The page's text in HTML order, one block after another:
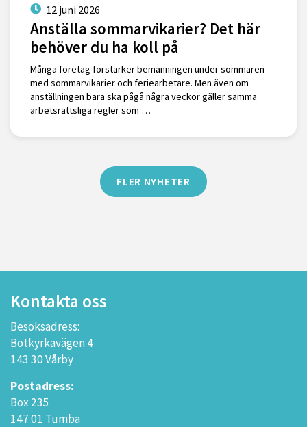
12 juni 2026
Anställa sommarvikarier? Det här
behöver du ha koll på
Många företag förstärker bemanningen under sommaren
med sommarvikarier och feriearbetare. Men även om
anställningen bara ska pågå några veckor gäller samma
arbetsrättsliga regler som …
FLER NYHETER
Kontakta oss
Besöksadress:
Botkyrkavägen 4
143 30 Vårby
Postadress:
Box 235
147 01 Tumba